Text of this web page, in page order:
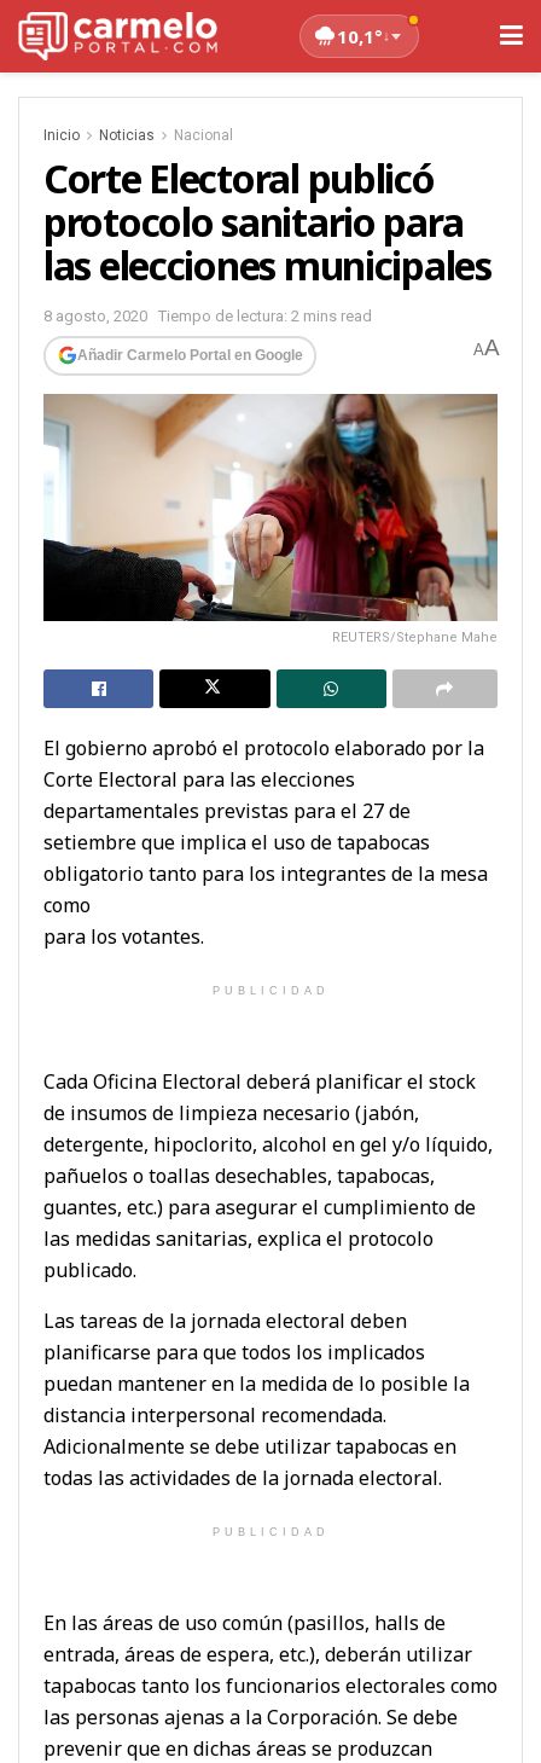
10,1°↓
Inicio Noticias Nacional
Corte Electoral publicó
protocolo sanitario para
las elecciones municipales
8 agosto, 2020 Tiempo de lectura: 2 mins read
Añadir Carmelo Portal en Google AA
REUTERS/Stephane Mahe
El gobierno aprobó el protocolo elaborado por la
Corte Electoral para las elecciones
departamentales previstas para el 27 de
setiembre que implica el uso de tapabocas
obligatorio tanto para los integrantes de la mesa
como
para los votantes.
PUBLICIDAD
Cada Oficina Electoral deberá planificar el stock
de insumos de limpieza necesario (jabón,
detergente, hipoclorito, alcohol en gel y/o líquido,
pañuelos o toallas desechables, tapabocas,
guantes, etc.) para asegurar el cumplimiento de
las medidas sanitarias, explica el protocolo
publicado.
Las tareas de la jornada electoral deben
planificarse para que todos los implicados
puedan mantener en la medida de lo posible la
distancia interpersonal recomendada.
Adicionalmente se debe utilizar tapabocas en
todas las actividades de la jornada electoral.
PUBLICIDAD
En las áreas de uso común (pasillos, halls de
entrada, áreas de espera, etc.), deberán utilizar
tapabocas tanto los funcionarios electorales como
las personas ajenas a la Corporación. Se debe
prevenir que en dichas áreas se produzcan